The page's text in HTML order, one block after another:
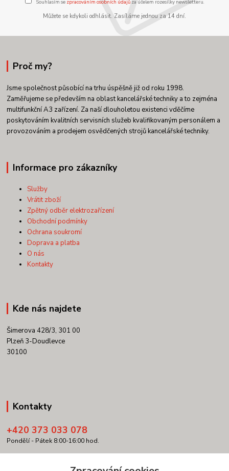
Souhlasím se zpracováním osobních údajůza účelem rozesílky newsletteru.
Můžete se kdykoli odhlásit. Zasíláme jednou za 14 dní.
Proč my?
Jsme společnost působící na trhu úspěšně již od roku 1998.
Zaměřujeme se především na oblast kancelářské techniky a to zejména
multifunkční A3 zařízení. Za naší dlouholetou existenci vděčíme
poskytováním kvalitních servisních služeb kvalifikovaným personálem a
provozováním a prodejem osvědčených strojů kancelářské techniky.
Informace pro zákazníky
Služby
Vrátit zboží
Zpětný odběr elektrozařízení
Obchodní podmínky
Ochrana soukromí
Doprava a platba
O nás
Kontakty
Kde nás najdete
Šimerova 428/3, 301 00
Plzeň 3-Doudlevce
30100
Kontakty
+420 373 033 078
Pondělí - Pátek 8:00-16:00 hod.